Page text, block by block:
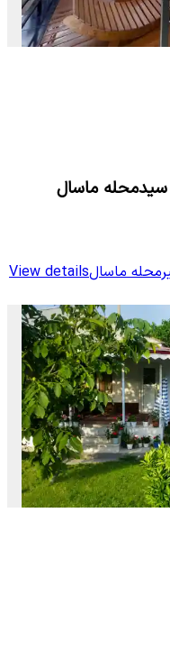
سیدمحله ماسال
ماسالView details